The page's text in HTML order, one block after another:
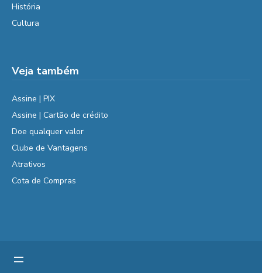
História
Cultura
Veja também
Assine | PIX
Assine | Cartão de crédito
Doe qualquer valor
Clube de Vantagens
Atrativos
Cota de Compras